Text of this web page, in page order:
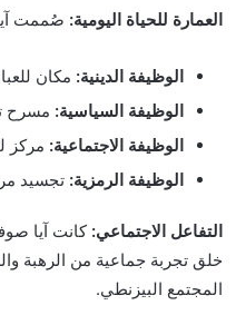
العمارة للحياة اليومية: صُممت
الوظيفة الدينية: مكان
الوظيفة السياسية: مسرح
الوظيفة الاجتماعية: مركز
الوظيفة الرمزية: تجسيد
التفاعل الاجتماعي: كانت آيا
خلق تجربة جماعية من الرهبة
المجتمع البيزنطي.